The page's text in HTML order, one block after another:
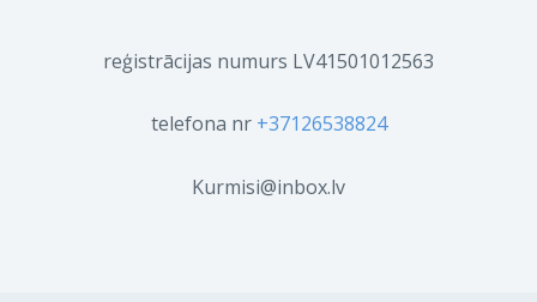
reģistrācijas numurs LV41501012563
telefona nr +37126538824
Kurmisi@inbox.lv